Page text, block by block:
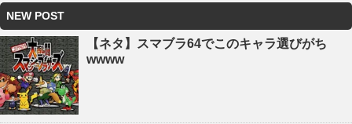
NEW POST
【ネタ】スマブラ64でこのキャラ選びがち
wwww